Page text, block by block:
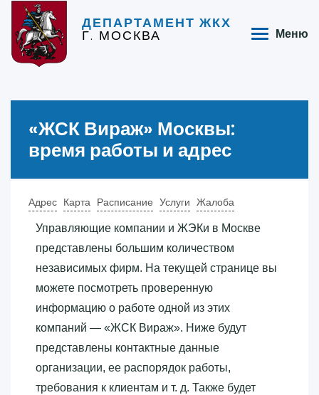
ДЕПАРТАМЕНТ ЖКХ
Г. МОСКВА Меню
«‎ЖСК Вираж»‎ Москвы:
время работы и адрес
Адрес Карта Расписание Услуги Жалоба
Управляющие компании и ЖЭКи в Москве
представлены большим количеством
независимых фирм. На текущей странице вы
можете посмотреть проверенную
информацию о работе одной из этих
компаний — «‎ЖСК Вираж»‎. Ниже будут
представлены контактные данные
организации, ее распорядок работы,
требования к клиентам и т. д. Также будет